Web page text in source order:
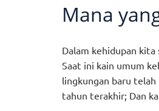
Mana
Dalam kehidupan kita
Saat ini kain umum
lingkungan baru
tahun terakhir; Dan